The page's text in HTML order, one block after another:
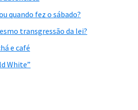
quando fez o sábado?
transgressão da lei?
e café
White”